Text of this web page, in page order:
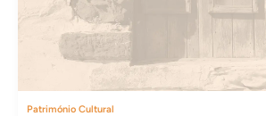
Património Cultural